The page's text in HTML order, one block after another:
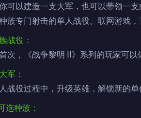
可以建造一支大军，也可以带领一
族专门射击的单人战役。联网游戏
战役：
次，《战争黎明 II》系列的玩家可以
军：
战役过程中，升级英雄，解锁新的单
选种族：